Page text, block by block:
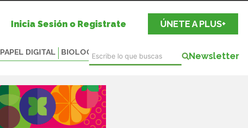
Inicia Sesión o Registrate ÚNETE A PLUS+
PAPEL DIGITAL BIOLOGICALS Newsletter